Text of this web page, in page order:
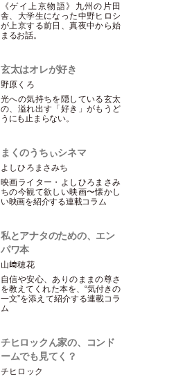
《ゲイ上京物語》九州の片田
舎、大学生になった中野ヒロシ
が上京する前日、真夜中から始
まるお話。
玄太はオレが好き
野原くろ
光への気持ちを隠している玄太
の、溢れ出す 「好き 」がもうど
うにも止まらない。
まくのうちぃシネマ
よしひろまさみち
映画ライター ・ よしひろまさみ
ちの今観て欲しい映画〜懐かし
い映画を紹介する連載コラム
私とアナタのための、エン
パワ本
山﨑穂花
自信や安心、ありのままの尊さ
を教えてくれた本を、“気付きの
一文”を添えて紹介する連載コラ
ム
チヒロックん家の、コンド
ームでも見てく？
チヒロック